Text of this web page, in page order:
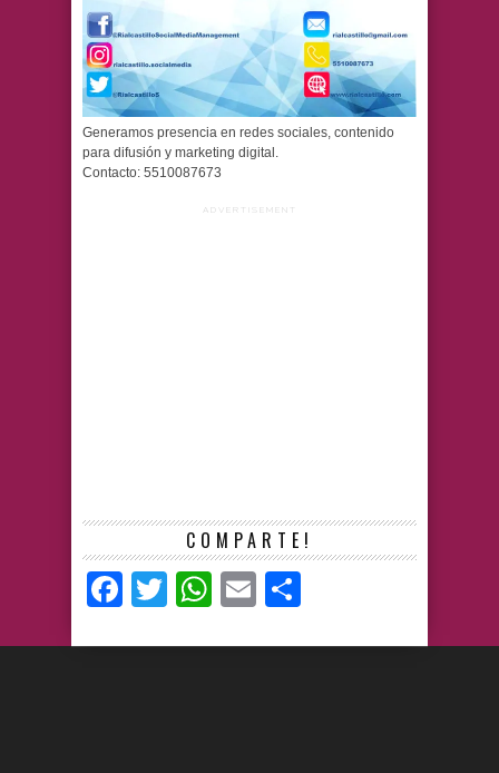
Generamos presencia en redes sociales, contenido
para difusión y marketing digital.
Contacto: 5510087673
ADVERTISEMENT
COMPARTE!
Facebook
TwitterWhatsApp
Email